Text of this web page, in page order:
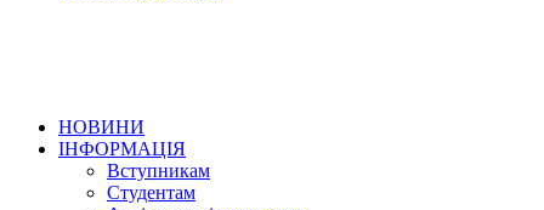
НОВИНИ
ІНФОРМАЦІЯ
Вступникам
Студентам